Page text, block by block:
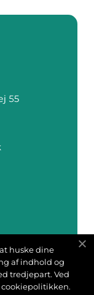
huske dine
af indhold og
tredjepart. Ved